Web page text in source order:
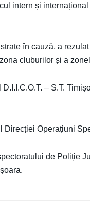
intern și
în cauză, a
cluburilor și a
– S.T.
Direcției Operațiuni
de Poliție